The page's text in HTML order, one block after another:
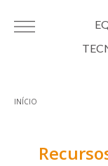
INÍCIO